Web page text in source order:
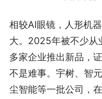
相较AI眼镜，人形机
大。2025年被不少从
多家企业推出新品，
不是难事。宇树、智
尘智能等一批公司，